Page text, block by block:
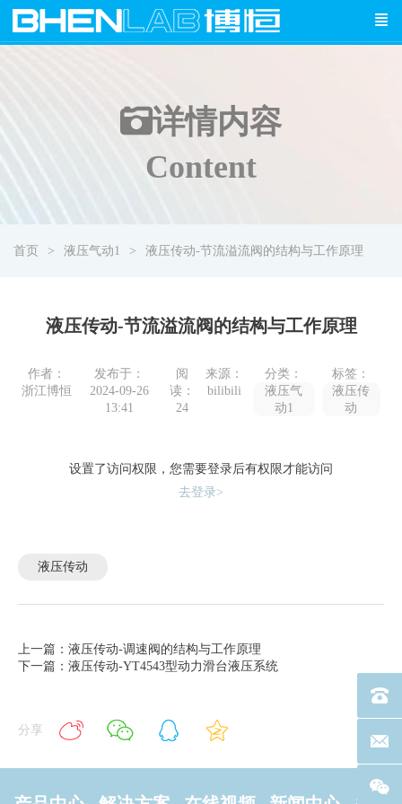
详情内容
Content
首页 液压气动1 液压传动-节流溢流阀的结构与工作原理
液压传动-节流溢流阀的结构与工作原理
作者：
浙江博恒
发布于：
2024-09-26
13:41
阅
读：
24
来源：
bilibili
分类：
液压气
动1
标签：
液压传
动
设置了访问权限，您需要登录后有权限才能访问
去登录>
液压传动
上一篇：液压传动-调速阀的结构与工作原理
下一篇：液压传动-YT4543型动力滑台液压系统
分享
电话
联系